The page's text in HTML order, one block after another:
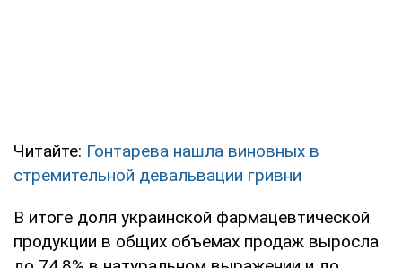
Читайте: Гонтарева нашла виновных в
стремительной девальвации гривни
В итоге доля украинской фармацевтической
продукции в общих объемах продаж выросла